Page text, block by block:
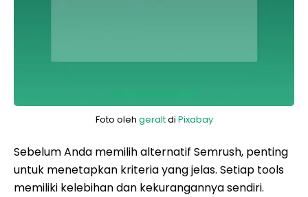
Foto oleh geraltdi Pixabay
Sebelum Anda memilih alternatif Semrush, penting
untuk menetapkan kriteria yang jelas. Setiap tools
memiliki kelebihan dan kekurangannya sendiri.